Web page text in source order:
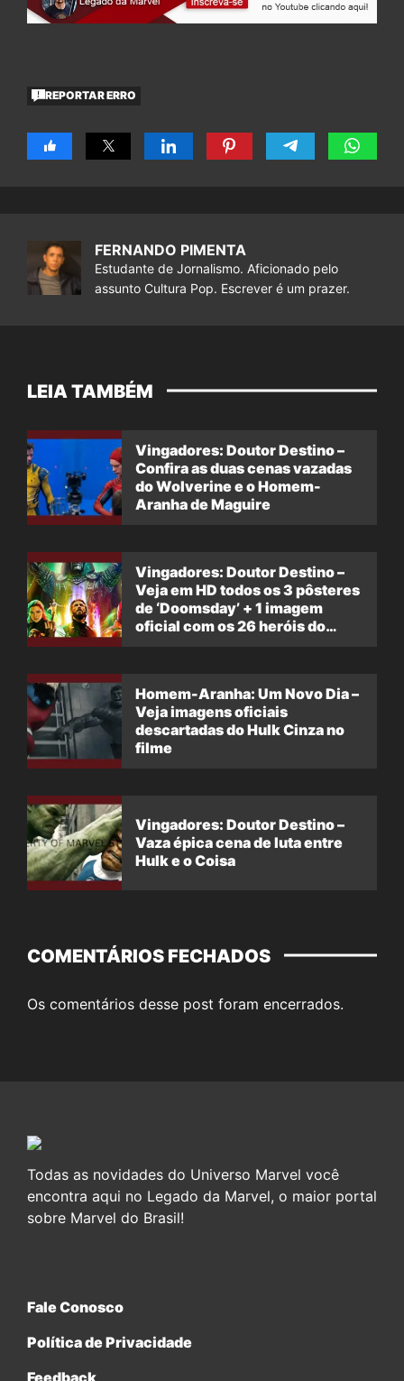
REPORTAR ERRO
FERNANDO PIMENTA
Estudante de Jornalismo. Aficionado pelo
assunto Cultura Pop. Escrever é um prazer.
LEIA TAMBÉM
Vingadores: Doutor Destino –
Confira as duas cenas vazadas
do Wolverine e o Homem-
Aranha de Maguire
Vingadores: Doutor Destino –
Veja em HD todos os 3 pôsteres
de ‘Doomsday’ + 1 imagem
oficial com os 26 heróis do
Homem-Aranha: Um Novo Dia –
Veja imagens oficiais
descartadas do Hulk Cinza no
filme
Vingadores: Doutor Destino –
Vaza épica cena de luta entre
Hulk e o Coisa
COMENTÁRIOS FECHADOS
Os comentários desse post foram encerrados.
Todas as novidades do Universo Marvel você
encontra aqui no Legado da Marvel, o maior portal
sobre Marvel do Brasil!
Fale Conosco
Política de Privacidade
Feedback